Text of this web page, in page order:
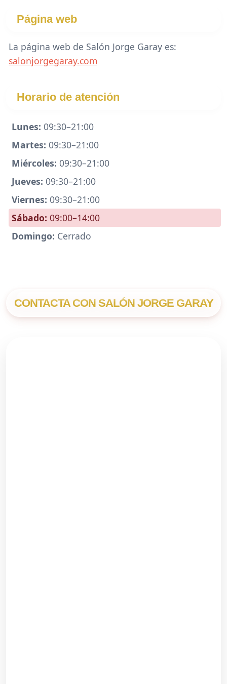
Página web
La página web de Salón Jorge Garay es:
salonjorgegaray.com
Horario de atención
Lunes: 09:30–21:00
Martes: 09:30–21:00
Miércoles: 09:30–21:00
Jueves: 09:30–21:00
Viernes: 09:30–21:00
Sábado: 09:00–14:00
Domingo: Cerrado
CONTACTA CON SALÓN JORGE GARAY